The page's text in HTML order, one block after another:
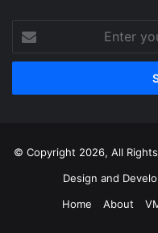
your
Email
© Copyright 2026, All
Design and
Home
About